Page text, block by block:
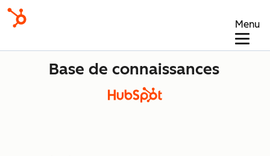
Menu
Base de connaissances